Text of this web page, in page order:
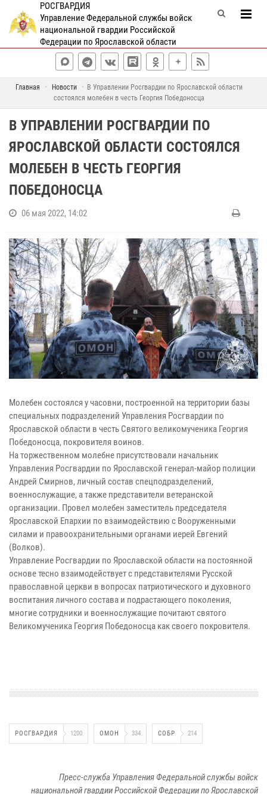
РОСГВАРДИЯ
Управление Федеральной службы войск
национальной гвардии Российской
Федерации по Ярославской области
Главная Новости
В Управлении Росгвардии по Ярославской области
состоялся молебен в честь Георгия Победоносца
В УПРАВЛЕНИИ РОСГВАРДИИ ПО
ЯРОСЛАВСКОЙ ОБЛАСТИ СОСТОЯЛСЯ
МОЛЕБЕН В ЧЕСТЬ ГЕОРГИЯ
ПОБЕДОНОСЦА
06 мая 2022, 14:02
Молебен состоялся у часовни, построенной на территории базы
специальных подразделений Управления Росгвардии по
Ярославской области в честь Святого великомученика Георгия
Победоносца, покровителя воинов.
На торжественном молебне присутствовали начальник
Управления Росгвардии по Ярославской генерал-майор полиции
Андрей Смирнов, личный состав спецподразделений,
военнослужащие, а также представители ветеранской
организации. Провел молебен заместитель председателя
Ярославской Епархии по взаимодействию с Вооруженными
силами и правоохранительными органами иерей Евгений
(Волков).
Управление Росгвардии по Ярославской области на постоянной
основе тесно взаимодействует с представителями Русской
православной церкви в вопросах патриотического и духовного
воспитания личного состава и подрастающего поколения,
многие сотрудники и военнослужащие почитают святого
Великомученика Георгия Победоносца как своего покровителя.
РОСГВАРДИЯ 1200 ОМОН 334 СОБР 214
Пресс-служба Управления Федеральной службы войск
национальной гвардии Российской Федерации по Ярославской